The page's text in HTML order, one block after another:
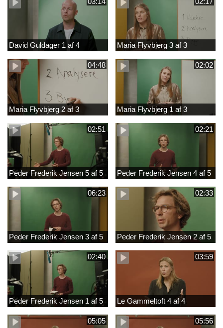
David Guldager 1 af 4 Maria Flyvbjerg 3 af 3
04:48
Maria Flyvbjerg 2 af 3
02:02
Maria Flyvbjerg 1 af 3
02:51
Peder Frederik Jensen 5 af 5
02:21
Peder Frederik Jensen 4 af 5
06:23
Peder Frederik Jensen 3 af 5
02:33
Peder Frederik Jensen 2 af 5
02:40
Peder Frederik Jensen 1 af 5
03:59
Le Gammeltoft 4 af 4
05:05 05:56